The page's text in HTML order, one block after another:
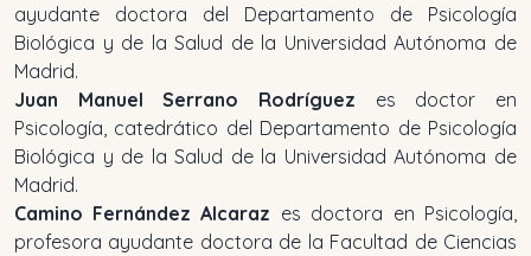
ayudante doctora del Departamento de Psicología
Biológica y de la Salud de la Universidad Autónoma de
Madrid.
Juan Manuel Serrano Rodríguez es doctor en
Psicología, catedrático del Departamento de Psicología
Biológica y de la Salud de la Universidad Autónoma de
Madrid.
Camino Fernández Alcaraz es doctora en Psicología,
profesora ayudante doctora de la Facultad de Ciencias